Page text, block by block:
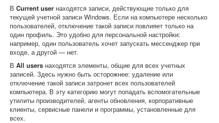
В Current user находятся записи, действующие только для
текущей учетной записи Windows. Если на компьютере несколько
пользователей, отключение такой записи повлияет только на
один профиль. Это удобно для персональной настройки:
например, один пользователь хочет запускать мессенджер при
входе, а другой — нет.
В All users находятся элементы, общие для всех учетных
записей. Здесь нужно быть осторожнее: удаление или
отключение такой записи затронет всех пользователей
компьютера. В эту категорию могут попадать вспомогательные
утилиты производителей, агенты обновления, корпоративные
клиенты, сервисные панели и программы, установленные для
всех.